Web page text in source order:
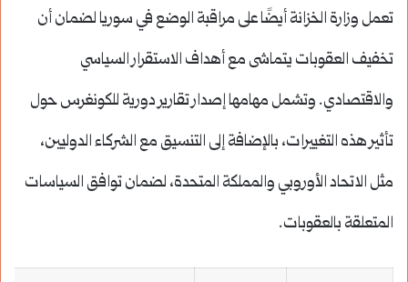
تعمل وزارة الخزانة أيضًا على مراقبة الوضع في سوريا لضمان أن
تخفيف العقوبات يتماشى مع أهداف الاستقرار السياسي
والاقتصادي. وتشمل مهامها إصدار تقارير دورية للكونغرس حول
تأثير هذه التغييرات، بالإضافة إلى التنسيق مع الشركاء الدوليين،
مثل الاتحاد الأوروبي والمملكة المتحدة، لضمان توافق السياسات
المتعلقة بالعقوبات.